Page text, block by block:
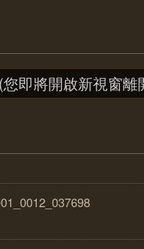
(您即將開啟新視窗離